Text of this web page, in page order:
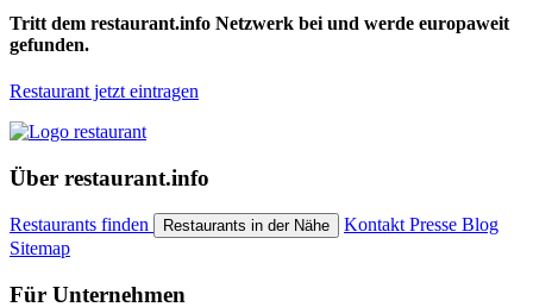
Tritt dem restaurant.info Netzwerk bei und werde europaweit
gefunden.
Restaurant jetzt eintragen
Über restaurant.info
Restaurants finden Restaurants in der Nähe KontaktPresse Blog
Sitemap
Für Unternehmen